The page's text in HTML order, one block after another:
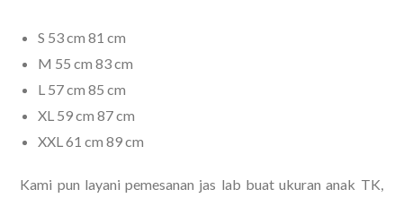
S 53 cm 81 cm
M 55 cm 83 cm
L 57 cm 85 cm
XL 59 cm 87 cm
XXL 61 cm 89 cm
Kami pun layani pemesanan jas lab buat ukuran anak TK,